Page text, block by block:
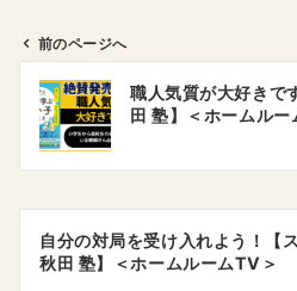
ビ
前のページへ
職人気質が大好きで
田 塾】＜ホームルー
自分の対局を受け入れよう！【
秋田 塾】＜ホームルームTV＞